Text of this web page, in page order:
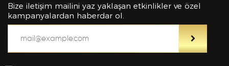
Bize iletişim mailini yaz yaklaşan etkinlikler ve özel
kampanyalardan haberdar ol.
eksiksiz olarak tarafımdan doldurulduğunu, bu
bilgiler içinde esasa etki yapan herhangi bir eksiklik
veya yanlışlık olması ve bu durumun tespiti halinde
bunun Hizmet Sözleşmemin feshedilmesi için bir
sebep olanağını anlayarak kabul ettiğimi beyan
ederim.